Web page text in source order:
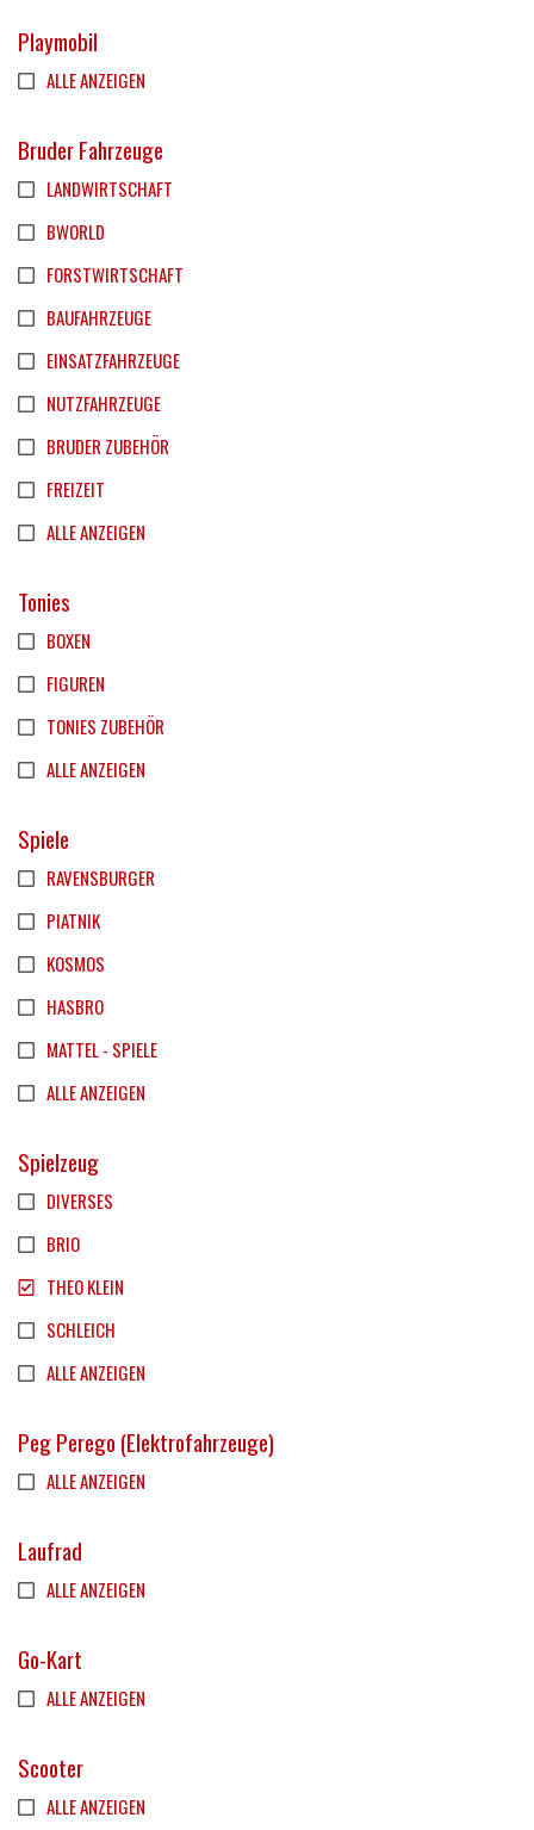
Playmobil
ALLE ANZEIGEN
Bruder Fahrzeuge
LANDWIRTSCHAFT
BWORLD
FORSTWIRTSCHAFT
BAUFAHRZEUGE
EINSATZFAHRZEUGE
NUTZFAHRZEUGE
BRUDER ZUBEHÖR
FREIZEIT
ALLE ANZEIGEN
Tonies
BOXEN
FIGUREN
TONIES ZUBEHÖR
ALLE ANZEIGEN
Spiele
RAVENSBURGER
PIATNIK
KOSMOS
HASBRO
MATTEL - SPIELE
ALLE ANZEIGEN
Spielzeug
DIVERSES
BRIO
THEO KLEIN
SCHLEICH
ALLE ANZEIGEN
Peg Perego (Elektrofahrzeuge)
ALLE ANZEIGEN
Laufrad
ALLE ANZEIGEN
Go-Kart
ALLE ANZEIGEN
Scooter
ALLE ANZEIGEN